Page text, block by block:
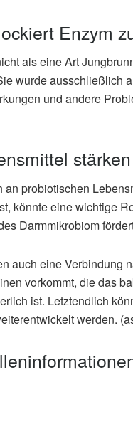
Enzym
als eine Art
wurde ausschließlich
und andere
an probiotischen
könnte eine wichtige
Darmmikrobiom
auch eine Verbindung
vorkommt, die das
ist. Letztendlich
werden.